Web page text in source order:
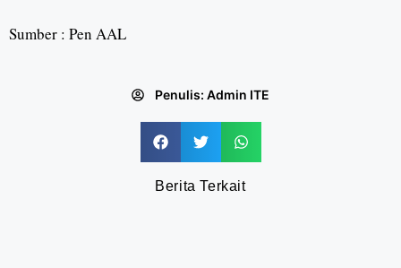
Sumber : Pen AAL
Penulis: Admin ITE
Berita Terkait